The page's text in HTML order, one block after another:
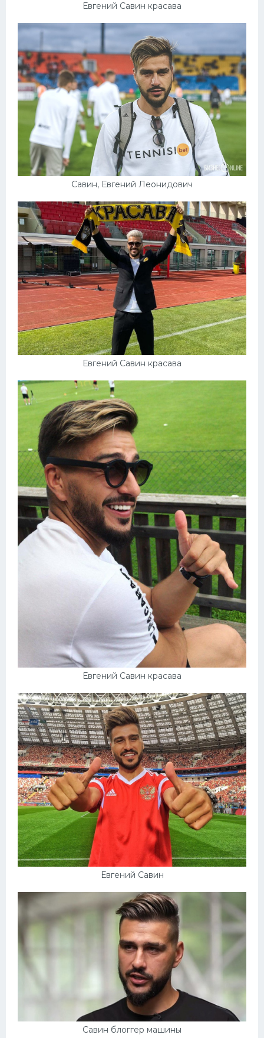
Евгений Савин красава
Савин, Евгений Леонидович
Евгений Савин красава
Евгений Савин красава
Евгений Савин
Савин блоггер машины